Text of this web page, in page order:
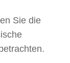
Sie die